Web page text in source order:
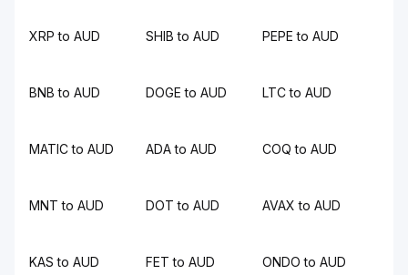
XRP to AUD SHIB to AUD PEPE to AUD
BNB to AUD DOGE to AUD LTC to AUD
MATIC to AUD ADA to AUD COQ to AUD
MNT to AUD DOT to AUD AVAX to AUD
KAS to AUD FET to AUD ONDO to AUD